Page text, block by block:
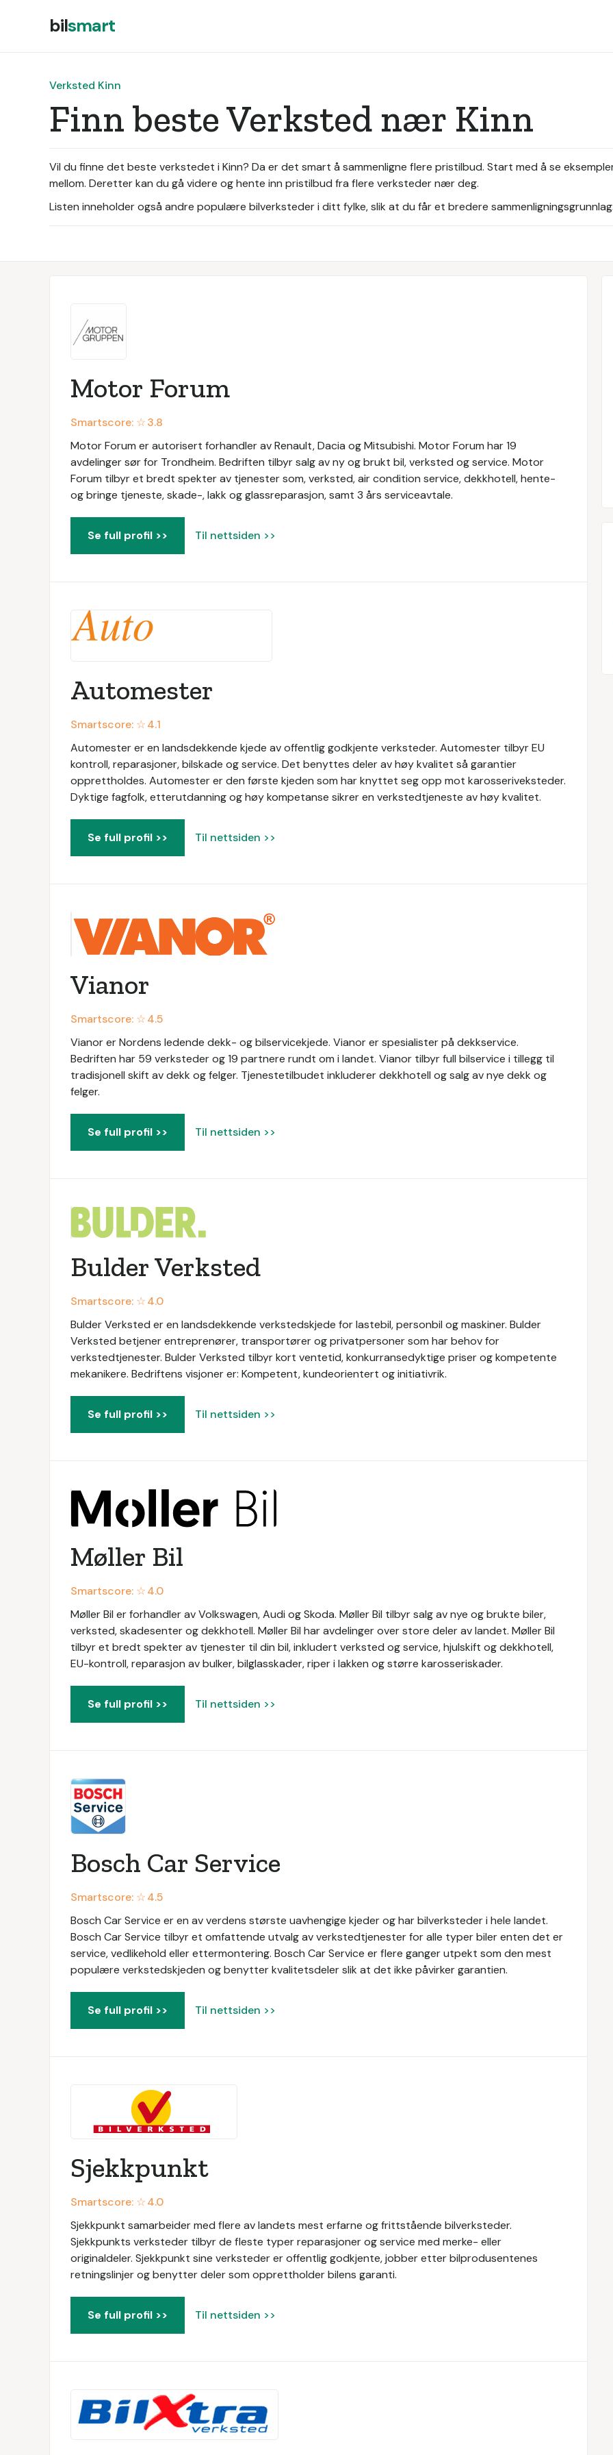
bilsmart
Verksted Kinn
Finn beste Verksted nær Kinn
Vil du finne det beste verkstedet i Kinn? Da er det smart å sammenligne flere pristilbud. Start med å se
mellom. Deretter kan du gå videre og hente inn pristilbud fra flere verksteder nær deg.
Listen inneholder også andre populære bilverksteder i ditt fylke, slik at du får et bredere sammenligningsgrunnlag.
Motor Forum
Smartscore: ☆3.8
Motor Forum er autorisert forhandler av Renault, Dacia og Mitsubishi. Motor Forum har 19
avdelinger sør for Trondheim. Bedriften tilbyr salg av ny og brukt bil, verksted og service. Motor
Forum tilbyr et bredt spekter av tjenester som, verksted, air condition service, dekkhotell, hente-
og bringe tjeneste, skade-, lakk og glassreparasjon, samt 3 års serviceavtale.
Se full profil >> Til nettsiden >>
Automester
Smartscore: ☆4.1
Automester er en landsdekkende kjede av offentlig godkjente verksteder. Automester tilbyr EU
kontroll, reparasjoner, bilskade og service. Det benyttes deler av høy kvalitet så garantier
opprettholdes. Automester er den første kjeden som har knyttet seg opp mot karosseriveksteder.
Dyktige fagfolk, etterutdanning og høy kompetanse sikrer en verkstedtjeneste av høy kvalitet.
Se full profil >> Til nettsiden >>
Vianor
Smartscore: ☆4.5
Vianor er Nordens ledende dekk- og bilservicekjede. Vianor er spesialister på dekkservice.
Bedriften har 59 verksteder og 19 partnere rundt om i landet. Vianor tilbyr full bilservice i tillegg til
tradisjonell skift av dekk og felger. Tjenestetilbudet inkluderer dekkhotell og salg av nye dekk og
felger.
Se full profil >> Til nettsiden >>
Bulder Verksted
Smartscore: ☆4.0
Bulder Verksted er en landsdekkende verkstedskjede for lastebil, personbil og maskiner. Bulder
Verksted betjener entreprenører, transportører og privatpersoner som har behov for
verkstedtjenester. Bulder Verksted tilbyr kort ventetid, konkurransedyktige priser og kompetente
mekanikere. Bedriftens visjoner er: Kompetent, kundeorientert og initiativrik.
Se full profil >> Til nettsiden >>
Møller Bil
Smartscore: ☆4.0
Møller Bil er forhandler av Volkswagen, Audi og Skoda. Møller Bil tilbyr salg av nye og brukte biler,
verksted, skadesenter og dekkhotell. Møller Bil har avdelinger over store deler av landet. Møller Bil
tilbyr et bredt spekter av tjenester til din bil, inkludert verksted og service, hjulskift og dekkhotell,
EU-kontroll, reparasjon av bulker, bilglasskader, riper i lakken og større karosseriskader.
Se full profil >> Til nettsiden >>
Bosch Car Service
Smartscore: ☆4.5
Bosch Car Service er en av verdens største uavhengige kjeder og har bilverksteder i hele landet.
Bosch Car Service tilbyr et omfattende utvalg av verkstedtjenester for alle typer biler enten det er
service, vedlikehold eller ettermontering. Bosch Car Service er flere ganger utpekt som den mest
populære verkstedskjeden og benytter kvalitetsdeler slik at det ikke påvirker garantien.
Se full profil >> Til nettsiden >>
Sjekkpunkt
Smartscore: ☆4.0
Sjekkpunkt samarbeider med flere av landets mest erfarne og frittstående bilverksteder.
Sjekkpunkts verksteder tilbyr de fleste typer reparasjoner og service med merke- eller
originaldeler. Sjekkpunkt sine verksteder er offentlig godkjente, jobber etter bilprodusentenes
retningslinjer og benytter deler som opprettholder bilens garanti.
Se full profil >> Til nettsiden >>